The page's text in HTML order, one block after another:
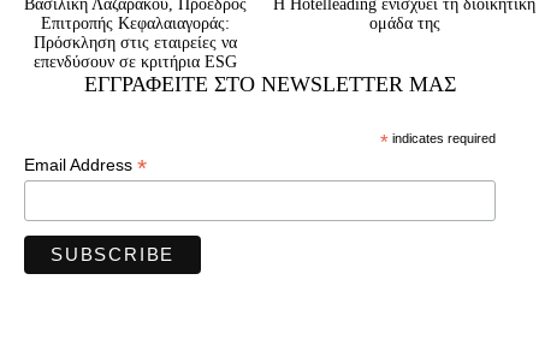
Βασιλική Λαζαράκου, Πρόεδρος
Επιτροπής Κεφαλαιαγοράς:
Πρόσκληση στις εταιρείες να
επενδύσουν σε κριτήρια ESG
Η Hotelleading ενισχύει τη διοικητική
ομάδα της
ΕΓΓΡΑΦΕΊΤΕ ΣΤΟ NEWSLETTER ΜΑΣ
*indicates required
Email Address *